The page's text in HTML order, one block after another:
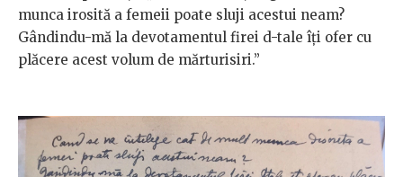
munca irosită a femeii poate sluji acestui neam?
Gândindu-mă la devotamentul firei d-tale îți ofer cu
plăcere acest volum de mărturisiri.”